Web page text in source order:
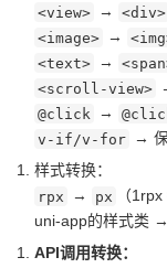
<view> →
<div>
<image> →
<text> →
<scroll-view>
@click →
v-if/v-for →
样式转换：
rpx → px
（
uni-app的样式类
API调用转换：